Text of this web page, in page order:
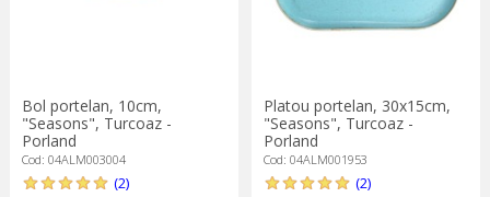
Bol portelan, 10cm,
"Seasons", Turcoaz -
Porland
Cod: 04ALM003004
(2)
Platou portelan, 30x15cm,
"Seasons", Turcoaz -
Porland
Cod: 04ALM001953
(2)